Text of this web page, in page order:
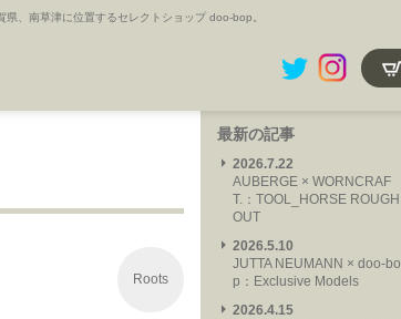
、南草津に位置するセレクトショップ doo-bop。
Roots
最新の記事
2026.7.22
AUBERGE × WORNCRAF
T.：TOOL_HORSE ROUGH
OUT
2026.5.10
JUTTA NEUMANN × doo-bo
p：Exclusive Models
2026.4.15